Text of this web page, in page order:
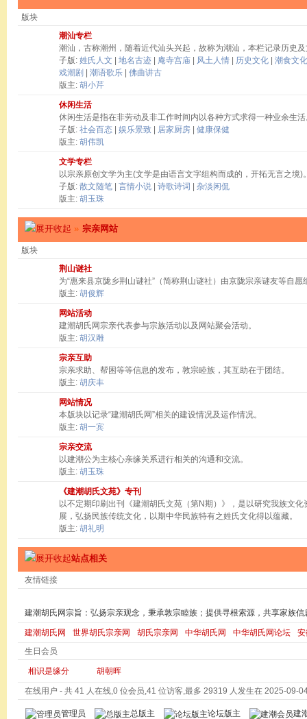
版块
潮汕专栏
潮汕，古称潮州，随着近代汕头兴起，故称为潮汕，本栏记录历史
子版: 姓氏人文 地名古迹 庵寺宫庙 风土人情 历史文化
潮食文化
戏潮剧
潮语歌乐
佛曲讲古
版主: 胡小芹
休闲生活
休闲生活是指在非劳动及非工作时间内以各种方式求得一种业余生
子版: 社会百态 娱乐景致 居家厨房
健康保健
版主: 胡伟凯
文学专栏
以宗亲原创文学为主(文学是由语言文字组构而成的，开拓无言之境)
子版: 散文随笔 言情小说 诗歌诗词
杂淡闲侃
版主: 胡玉珠
» 宗亲网站
版块
荆山谜社
为“惠来县京陇乡荆山谜社”（简称荆山谜社）由京陇宗亲谜友等自
版主: 胡俊辉
网站活动
建潮胡氏网宗亲代表参与宗族活动以及网站聚会活动。
版主: 胡汉雕
宗亲互助
宗亲求助、帮困等等信息的发布，敦宗睦族，其互助在于团结。
版主: 胡庆丰
网站情况
本版块以记录“建潮胡氏网”相关的建设情况及运作情况。
版主: 胡一宾
宗亲交流
以建潮公为主核心亲缘关系进行相关的沟通和交流。
版主: 胡玉珠
《建潮胡氏文苑》专刊
以不定期印刷出刊《建潮胡氏文苑（第N期）》，是以研究我族文
展，弘扬民族传统文化，以期中华民族特有之姓氏文化得以蕴藏。
版主: 胡礼明
站点相关
友情链接
建潮胡氏网宗旨：弘扬宗亲观念，秉承敦宗睦族；提供寻根索源，共享家族信
建潮胡氏网 世界胡氏宗亲网 胡氏宗亲网 中华胡氏网 中华胡氏网论坛
生日会员
相识是缘分 胡朝晖
在线用户 - 共 41 人在线,0 位会员,41 位访客,最多 29319 人发生在 2025-09-
管理员 总版主 论坛版主 建